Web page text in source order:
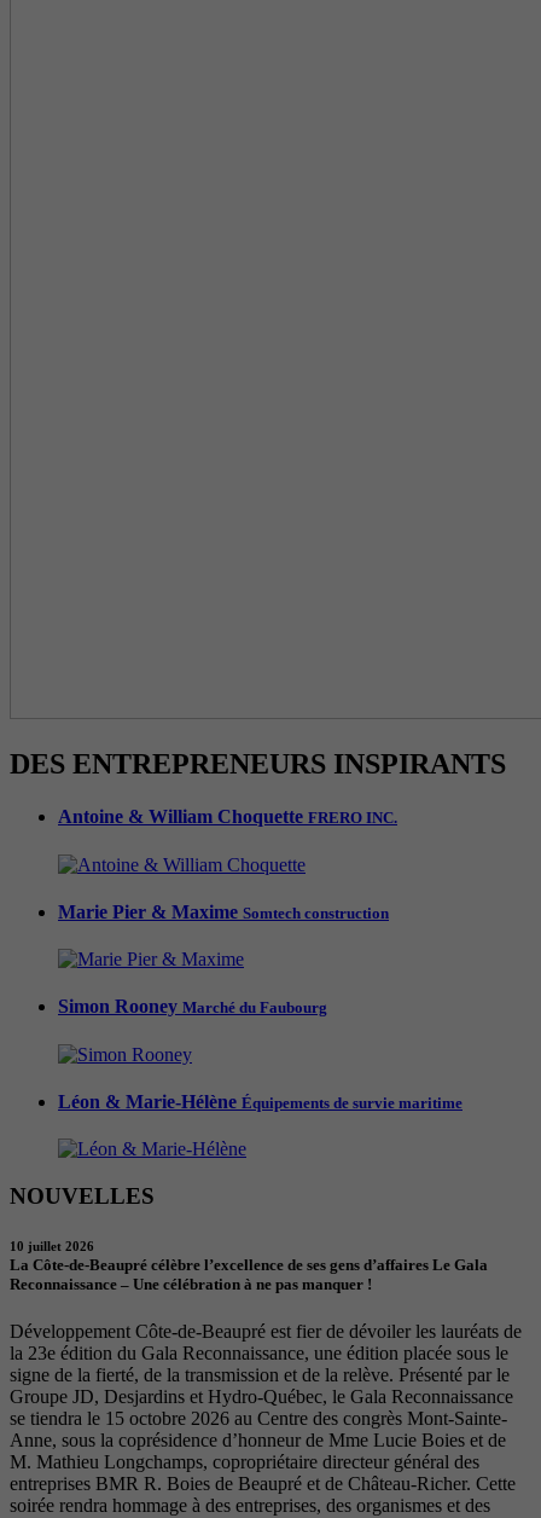
DES ENTREPRENEURS INSPIRANTS
Antoine & William Choquette FRERO INC.
Marie Pier & Maxime Somtech construction
Simon Rooney Marché du Faubourg
Léon & Marie-Hélène Équipements de survie maritime
NOUVELLES
10 juillet 2026
La Côte-de-Beaupré célèbre l’excellence de ses gens d’affaires Le Gala
Reconnaissance – Une célébration à ne pas manquer !
Développement Côte-de-Beaupré est fier de dévoiler les lauréats de
la 23e édition du Gala Reconnaissance, une édition placée sous le
signe de la fierté, de la transmission et de la relève. Présenté par le
Groupe JD, Desjardins et Hydro-Québec, le Gala Reconnaissance
se tiendra le 15 octobre 2026 au Centre des congrès Mont-Sainte-
Anne, sous la coprésidence d’honneur de Mme Lucie Boies et de
M. Mathieu Longchamps, copropriétaire directeur général des
entreprises BMR R. Boies de Beaupré et de Château-Richer. Cette
soirée rendra hommage à des entreprises, des organismes et des